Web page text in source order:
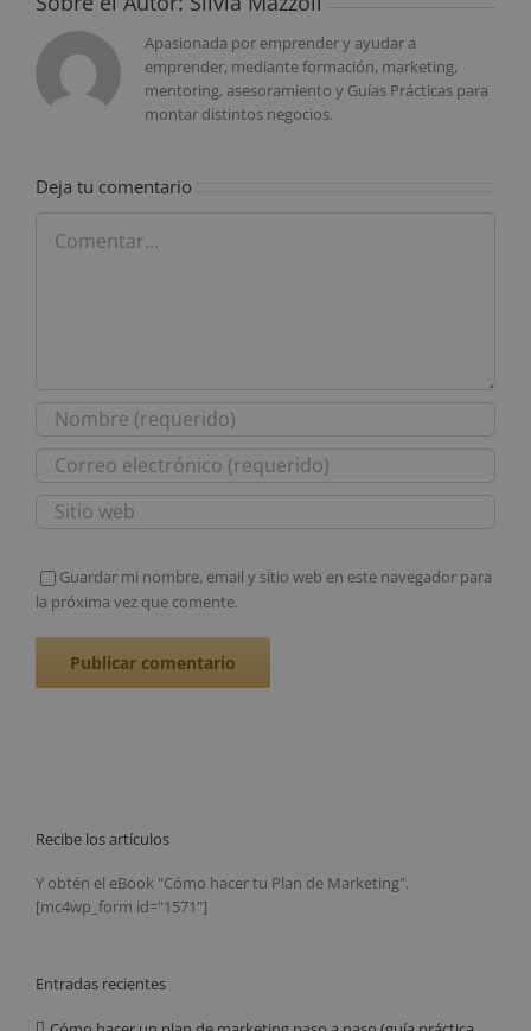
Apasionada por emprender y ayudar a
emprender, mediante formación, marketing,
mentoring, asesoramiento y Guías Prácticas para
montar distintos negocios.
Deja tu comentario
Guardar mi nombre, email y sitio web en este navegador para
la próxima vez que comente.
Recibe los artículos
Y obtén el eBook "Cómo hacer tu Plan de Marketing".
[mc4wp_form id="1571"]
Entradas recientes